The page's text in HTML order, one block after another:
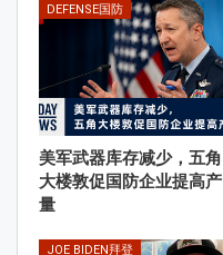
DEFENSE国防
美军武器库存减少，五角
大楼敦促国防企业提高产
量
JOE BIDEN拜登